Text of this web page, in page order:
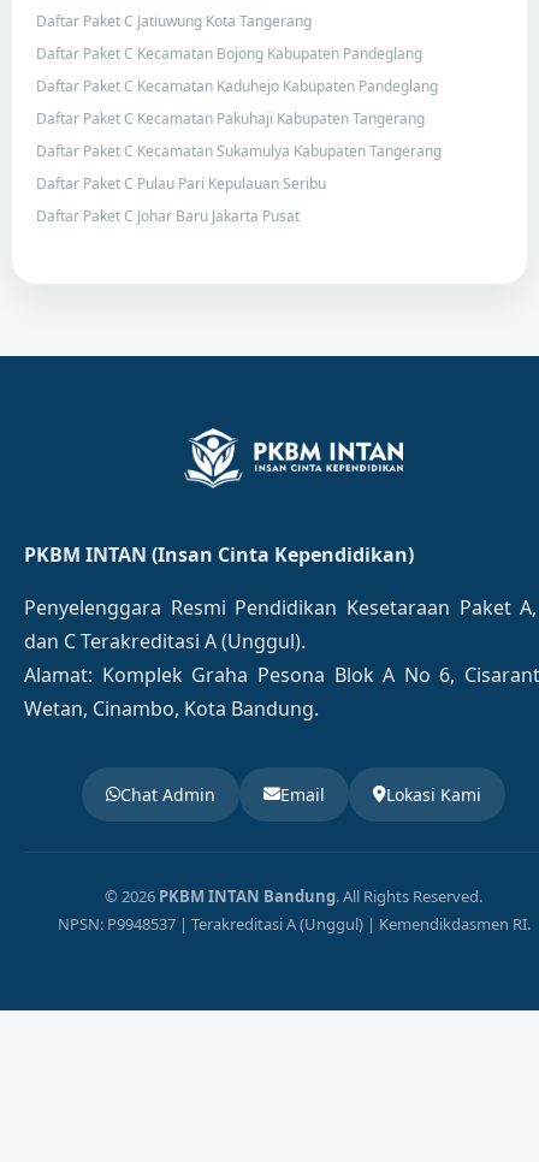
Daftar Paket C Jatiuwung Kota Tangerang
Daftar Paket C Kecamatan Bojong Kabupaten Pandeglang
Daftar Paket C Kecamatan Kaduhejo Kabupaten Pandeglang
Daftar Paket C Kecamatan Pakuhaji Kabupaten Tangerang
Daftar Paket C Kecamatan Sukamulya Kabupaten Tangerang
Daftar Paket C Pulau Pari Kepulauan Seribu
Daftar Paket C Johar Baru Jakarta Pusat
PKBM INTAN (Insan Cinta Kependidikan)
Penyelenggara Resmi Pendidikan Kesetaraan Paket
dan C Terakreditasi A (Unggul).
Alamat: Komplek Graha Pesona Blok A No 6,
Wetan, Cinambo, Kota Bandung.
Chat Admin Email Lokasi Kami
© 2026 PKBM INTAN Bandung. All Rights Reserved.
NPSN: P9948537 | Terakreditasi A (Unggul) | Kemendikdasmen RI.